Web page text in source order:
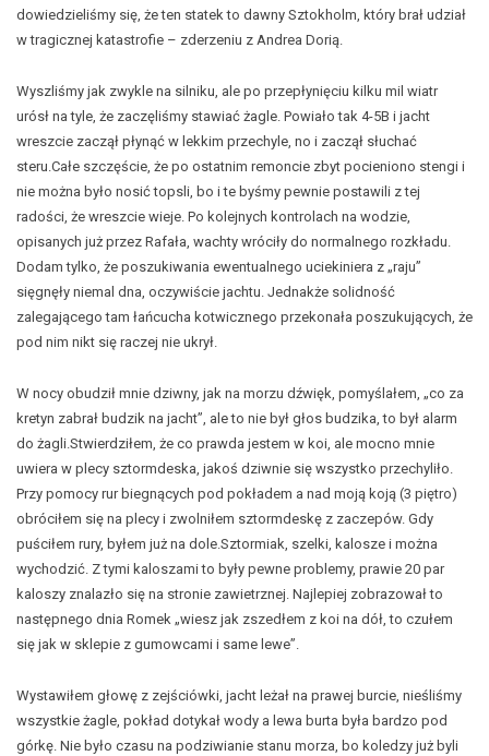
dowiedzieliśmy się, że ten statek to dawny Sztokholm, który brał udział
w tragicznej katastrofie – zderzeniu z Andrea Dorią.
Wyszliśmy jak zwykle na silniku, ale po przepłynięciu kilku mil wiatr
urósł na tyle, że zaczęliśmy stawiać żagle. Powiało tak 4-5B i jacht
wreszcie zaczął płynąć w lekkim przechyle, no i zaczął słuchać
steru.Całe szczęście, że po ostatnim remoncie zbyt pocieniono stengi i
nie można było nosić topsli, bo i te byśmy pewnie postawili z tej
radości, że wreszcie wieje. Po kolejnych kontrolach na wodzie,
opisanych już przez Rafała, wachty wróciły do normalnego rozkładu.
Dodam tylko, że poszukiwania ewentualnego uciekiniera z „raju”
sięgnęły niemal dna, oczywiście jachtu. Jednakże solidność
zalegającego tam łańcucha kotwicznego przekonała poszukujących, że
pod nim nikt się raczej nie ukrył.
W nocy obudził mnie dziwny, jak na morzu dźwięk, pomyślałem, „co za
kretyn zabrał budzik na jacht”, ale to nie był głos budzika, to był alarm
do żagli.Stwierdziłem, że co prawda jestem w koi, ale mocno mnie
uwiera w plecy sztormdeska, jakoś dziwnie się wszystko przechyliło.
Przy pomocy rur biegnących pod pokładem a nad moją koją (3 piętro)
obróciłem się na plecy i zwolniłem sztormdeskę z zaczepów. Gdy
puściłem rury, byłem już na dole.Sztormiak, szelki, kalosze i można
wychodzić. Z tymi kaloszami to były pewne problemy, prawie 20 par
kaloszy znalazło się na stronie zawietrznej. Najlepiej zobrazował to
następnego dnia Romek „wiesz jak zszedłem z koi na dół, to czułem
się jak w sklepie z gumowcami i same lewe”.
Wystawiłem głowę z zejściówki, jacht leżał na prawej burcie, nieśliśmy
wszystkie żagle, pokład dotykał wody a lewa burta była bardzo pod
górkę. Nie było czasu na podziwianie stanu morza, bo koledzy już byli